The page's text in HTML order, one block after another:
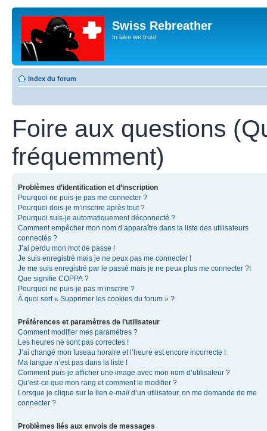
Swiss Rebreather
In lake we trust
Index du forum
Foire aux questions
fréquemment)
Problèmes d’identification et d’inscription
Pourquoi ne puis-je pas me connecter ?
Pourquoi dois-je m’inscrire après tout ?
Pourquoi suis-je automatiquement déconnecté ?
Comment empêcher mon nom d’apparaître dans la liste des utilisateurs
connectés ?
J’ai perdu mon mot de passe !
Je suis enregistré mais je ne peux pas me connecter !
Je me suis enregistré par le passé mais je ne peux plus me connecter ?!
Que signifie COPPA ?
Pourquoi ne puis-je pas m’inscrire ?
À quoi sert « Supprimer les cookies du forum » ?
Préférences et paramètres de l’utilisateur
Comment modifier mes paramètres ?
Les heures ne sont pas correctes !
J’ai changé mon fuseau horaire et l’heure est encore incorrecte !
Ma langue n’est pas dans la liste !
Comment puis-je afficher une image avec mon nom d’utilisateur ?
Qu’est-ce que mon rang et comment le modifier ?
Lorsque je clique sur le lien e-mail d’un utilisateur, on me demande de me
connecter ?
Problèmes liés aux envois de messages